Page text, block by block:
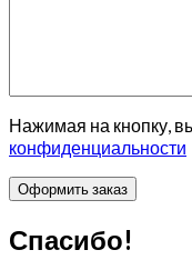
Нажимая на кнопку,
конфиденциальности
Спасибо!